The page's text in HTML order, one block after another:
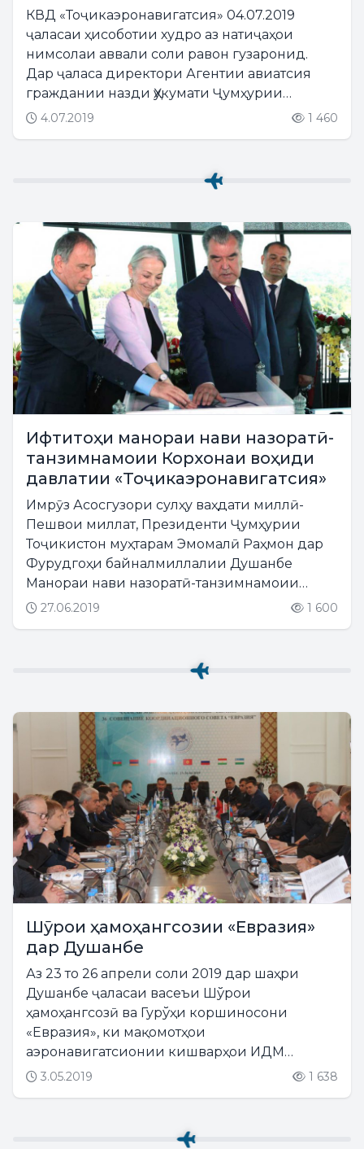
КВД «Тоҷикаэронавигатсия» 04.07.2019
ҷаласаи ҳисоботии худро аз натиҷаҳои
нимсолаи аввали соли равон гузаронид.
Дар ҷаласа директори Агентии авиатсия
граждании назди Ҳукумати Ҷумҳурии
Тоҷикистон Икром Субҳонзода иштирок
4.07.2019 1 460
Ифтитоҳи манораи нави назоратӣ-
танзимнамоии Корхонаи воҳиди
давлатии «Тоҷикаэронавигатсия»
Имрӯз Асосгузори сулҳу ваҳдати миллӣ-
Пешвои миллат, Президенти Ҷумҳурии
Тоҷикистон муҳтарам Эмомалӣ Раҳмон дар
Фурудгоҳи байналмиллалии Душанбе
Манораи нави назоратӣ-танзимнамоии
Корхонаи воҳиди давлатии
27.06.2019 1 600
Шӯрои ҳамоҳангсозии «Евразия»
дар Душанбе
Аз 23 то 26 апрели соли 2019 дар шаҳри
Душанбе ҷаласаи васеъи Шўрои
ҳамоҳангсозӣ ва Гурўҳи коршиносони
«Евразия», ки мақомотҳои
аэронавигатсионии кишварҳои ИДМ
мепайвандад, баргузор гардид. Муассисони
Қирғизистон, Федератсияи...
3.05.2019 1 638